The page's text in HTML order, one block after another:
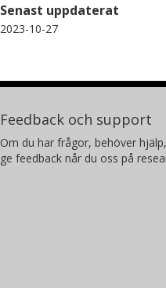
Senast uppdaterat
2023-10-27
Feedback och support
Om du har frågor, behöver
ge feedback når du oss på